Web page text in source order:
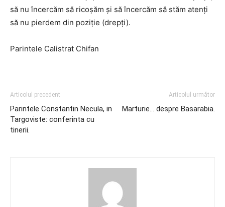
să nu încercăm să ricoșăm și să încercăm să stăm atenți
să nu pierdem din poziție (drepți).
Parintele Calistrat Chifan
Articolul precedent
Parintele Constantin Necula, in
Targoviste: conferinta cu
tinerii.
Articolul următor
Marturie… despre Basarabia.